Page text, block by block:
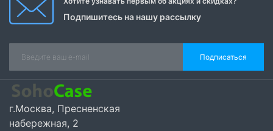
Подпишитесь на нашу рассылку
Подписаться
г.Москва, Пресненская
набережная, 2